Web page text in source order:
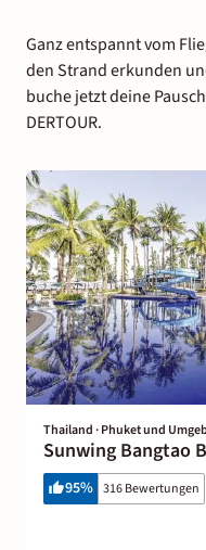
Ganz entspannt vom
den Strand erkunden
buche jetzt deine
DERTOUR.
Thailand · Phuket und
Sunwing Bangtao
95% 316 Bewertungen